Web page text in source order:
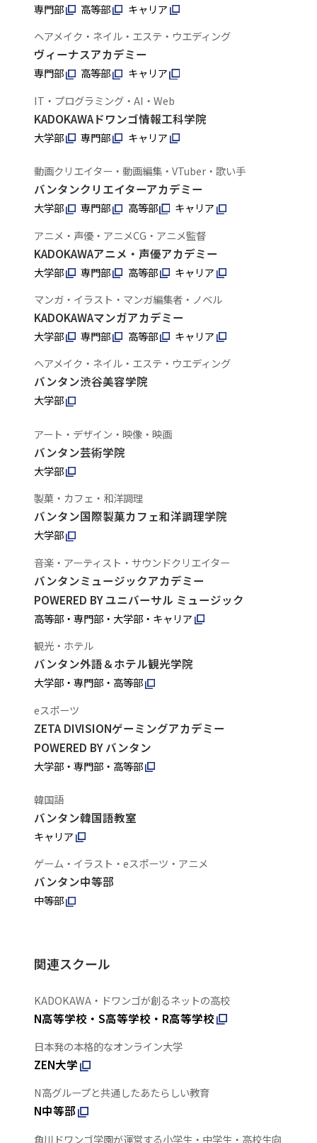
専門部 高等部
キャリア
ヘアメイク・ネイル・エステ・ウエディング
ヴィーナスアカデミー
専門部 高等部
キャリア
IT・プログラミング・AI・Web
KADOKAWAドワンゴ情報工科学院
大学部 専門部 キャリア
動画クリエイター・動画編集・VTuber・歌い手
バンタンクリエイターアカデミー
大学部 専門部 高等部
キャリア
アニメ・声優・アニメCG・アニメ監督
KADOKAWAアニメ・声優アカデミー
大学部 専門部 高等部
キャリア
マンガ・イラスト・マンガ編集者・ノベル
KADOKAWAマンガアカデミー
大学部 専門部 高等部
キャリア
ヘアメイク・ネイル・エステ・ウエディング
バンタン渋谷美容学院
大学部
アート・デザイン・映像・映画
バンタン芸術学院
大学部
製菓・カフェ・和洋調理
バンタン国際製菓カフェ和洋調理学院
大学部
音楽・アーティスト・サウンドクリエイター
バンタンミュージックアカデミー
POWERED BY ユニバーサル ミュージック
高等部・専門部・大学部・キャリア
観光・ホテル
バンタン外語＆ホテル観光学院
大学部・専門部・高等部
eスポーツ
ZETA DIVISIONゲーミングアカデミー
POWERED BY バンタン
大学部・専門部・高等部
韓国語
バンタン韓国語教室
キャリア
ゲーム・イラスト・eスポーツ・アニメ
バンタン中等部
中等部
関連スクール
KADOKAWA・ドワンゴが創るネットの高校
N高等学校・S高等学校・R高等学校
日本発の本格的なオンライン大学
ZEN大学
N高グループと共通したあたらしい教育
N中等部
角川ドワンゴ学園が運営する小学生・中学生・高校生向